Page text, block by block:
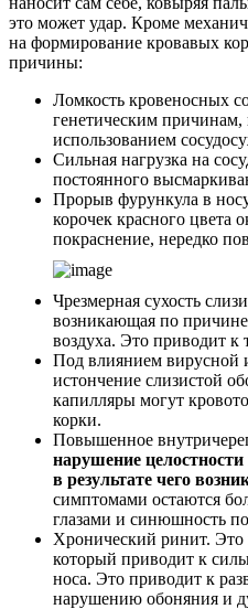
это может удар. Кроме
на формирование кровавых
причины:
Ломкость кровеносных
генетическим
использованием
Сильная нагрузка на
постоянного
Прорыв фурункула в
корочек красного цвета
покраснение, нередко
Чрезмерная сухость
возникающая по
воздуха. Это приводит к
Под влиянием вирусной
истончение слизистой
капилляры могут
корки.
Повышенное
нарушение целостности
в результате чего
симптомами остаются
глазами и синюшность
Хронический ринит. Это
который приводит к
носа. Это приводит к
нарушению обоняния и